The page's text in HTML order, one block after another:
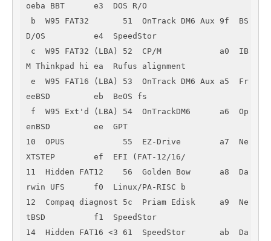
oeba BBT      e3  DOS R/O
D/OS          e4  SpeedStor
M Thinkpad hi ea  Rufus alignment
eeBSD         eb  BeOS fs
enBSD         ee  GPT
10  OPUS            55  EZ-Drive        a7  Ne
XTSTEP        ef  EFI (FAT-12/16/
11  Hidden FAT12    56  Golden Bow      a8  Da
rwin UFS      f0  Linux/PA-RISC b
12  Compaq diagnost 5c  Priam Edisk     a9  Ne
tBSD          f1  SpeedStor
14  Hidden FAT16 <3 61  SpeedStor       ab  Da